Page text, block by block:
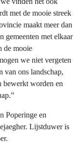
met de mooie streek
maakt meer dan
gemeenten met elkaar
de mooie
we niet vergeten
van ons landschap,
bewerkt worden en
Poperinge en
Lijstduwer is